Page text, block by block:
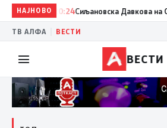
НАЈНОВО
20:24 Сиљановска Давкова на
ТВ АЛФА ВЕСТИ
ВЕСТИ